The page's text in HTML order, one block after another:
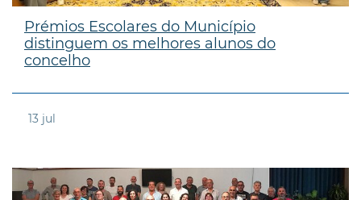
Prémios Escolares do Município
distinguem os melhores alunos do
concelho
13 jul